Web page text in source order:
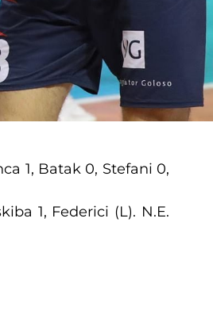
1, Batak 0, Stefani 0,
1, Federici (L). N.E.